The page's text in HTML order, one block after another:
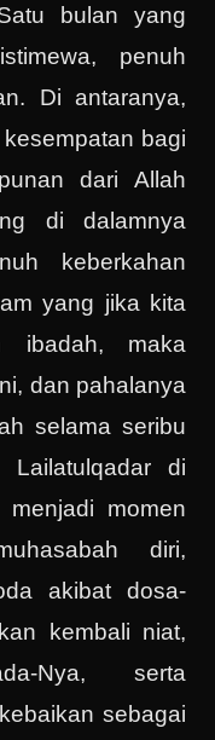
bulan yang
penuh
Di antaranya,
bagi
dari Allah
di dalamnya
keberkahan
yang jika kita
ibadah, maka
dan pahalanya
selama seribu
di
momen
diri,
akibat dosa-
kembali niat,
Nya, serta
sebagai